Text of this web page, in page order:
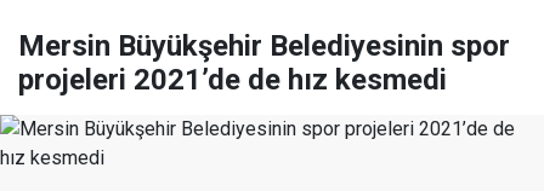
Mersin Büyükşehir Belediyesinin spor
projeleri 2021’de de hız kesmedi